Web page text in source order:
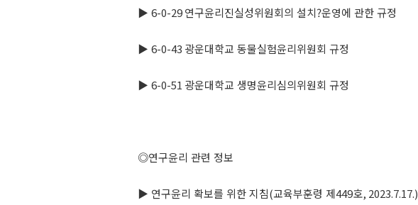
▶ 6-0-29연구윤리진실성위원회의 설치?운영에 관한 규정
▶ 6-0-43 광운대학교 동물실험윤리위원회 규정
▶ 6-0-51 광운대학교 생명윤리심의위원회 규정
◎연구윤리 관련 정보
▶ 연구윤리 확보를 위한 지침(교육부훈령 제449호, 2023.7.17.)